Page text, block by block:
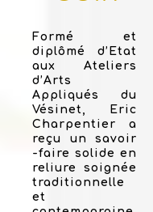
Formé et
diplômé d’Etat
aux Ateliers
d’Arts
Appliqués du
Vésinet, Eric
Charpentier a
reçu un savoir
-faire solide en
reliure soignée
traditionnelle
et